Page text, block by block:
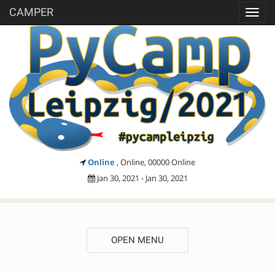
CAMPER
Online , Online, 00000 Online
Jan 30, 2021 - Jan 30, 2021
OPEN MENU